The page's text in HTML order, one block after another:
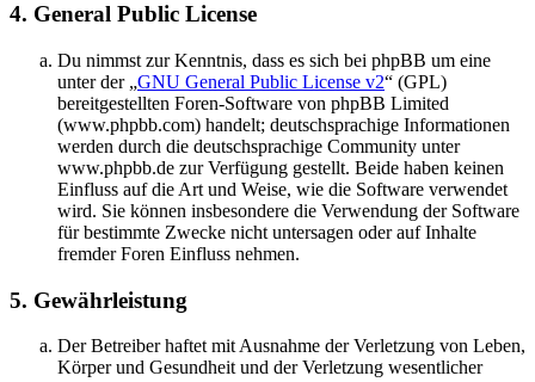
4. General Public License
Du nimmst zur Kenntnis, dass es sich bei phpBB um eine
unter der „GNU General Public License v2“ (GPL)
bereitgestellten Foren-Software von phpBB Limited
(www.phpbb.com) handelt; deutschsprachige Informationen
werden durch die deutschsprachige Community unter
www.phpbb.de zur Verfügung gestellt. Beide haben keinen
Einfluss auf die Art und Weise, wie die Software verwendet
wird. Sie können insbesondere die Verwendung der Software
für bestimmte Zwecke nicht untersagen oder auf Inhalte
fremder Foren Einfluss nehmen.
5. Gewährleistung
Der Betreiber haftet mit Ausnahme der Verletzung von Leben,
Körper und Gesundheit und der Verletzung wesentlicher